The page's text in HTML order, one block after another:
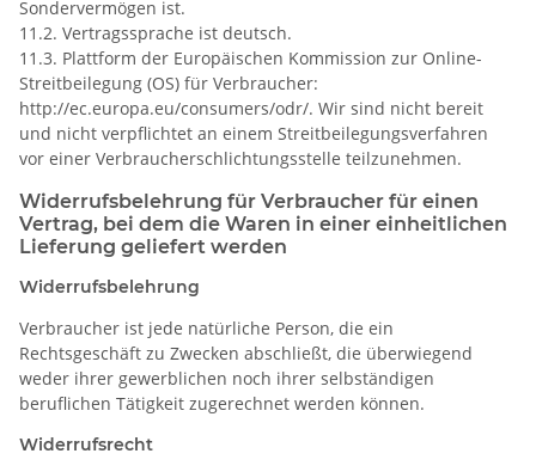
Sondervermögen ist.
11.2. Vertragssprache ist deutsch.
11.3. Plattform der Europäischen Kommission zur Online-
Streitbeilegung (OS) für Verbraucher:
http://ec.europa.eu/consumers/odr/. Wir sind nicht bereit
und nicht verpflichtet an einem Streitbeilegungsverfahren
vor einer Verbraucherschlichtungsstelle teilzunehmen.
Widerrufsbelehrung für Verbraucher für einen
Vertrag, bei dem die Waren in einer einheitlichen
Lieferung geliefert werden
Widerrufsbelehrung
Verbraucher ist jede natürliche Person, die ein
Rechtsgeschäft zu Zwecken abschließt, die überwiegend
weder ihrer gewerblichen noch ihrer selbständigen
beruflichen Tätigkeit zugerechnet werden können.
Widerrufsrecht